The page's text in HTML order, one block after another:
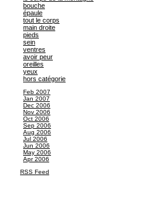
bouche
épaule
tout le corps
main droite
pieds
sein
ventres
avoir peur
oreilles
yeux
hors catégorie
Feb 2007
Jan 2007
Dec 2006
Nov 2006
Oct 2006
Sep 2006
Aug 2006
Jul 2006
Jun 2006
May 2006
Apr 2006
RSS Feed